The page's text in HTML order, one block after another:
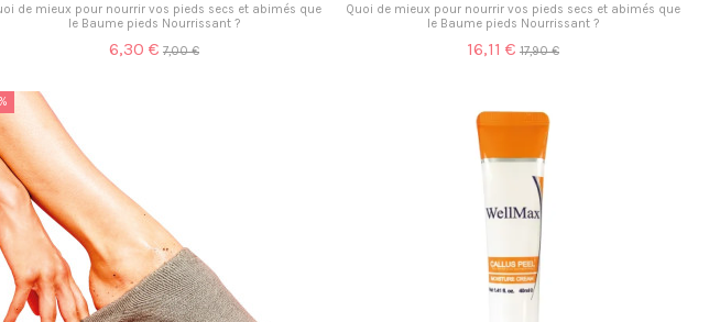
de mieux pour nourrir vos pieds secs et abimés que
le Baume pieds Nourrissant ?
6,30 € 7,00 €
Quoi de mieux pour nourrir vos pieds secs et abimés que
le Baume pieds Nourrissant ?
16,11 € 17,90 €